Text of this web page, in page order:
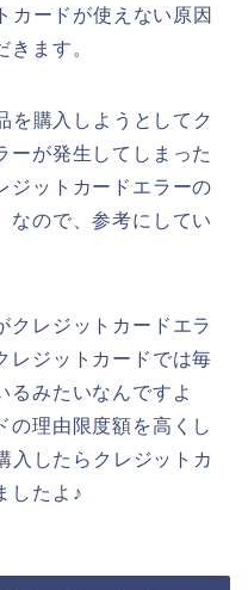
ードが使えない原因
きます。
を購入しようとしてク
ーが発生してしまった
ジットカードエラーの
なので、参考にしてい
クレジットカードエラ
レジットカードでは毎
るみたいなんですよ
の理由限度額を高くし
入したらクレジットカ
したよ♪